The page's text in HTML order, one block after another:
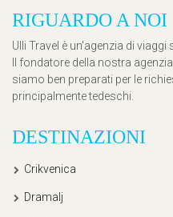
RIGUARDO A NOI
Ulli Travel è un'agenzia di
Il fondatore della nostra
siamo ben preparati per le
principalmente tedeschi.
DESTINAZIONI
Crikvenica
Dramalj